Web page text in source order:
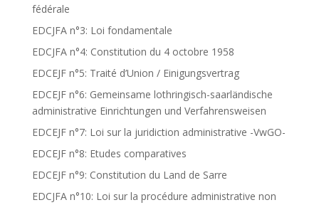
fédérale
EDCJFA n°3: Loi fondamentale
EDCJFA n°4: Constitution du 4 octobre 1958
EDCEJF n°5: Traité d’Union / Einigungsvertrag
EDCEJF n°6: Gemeinsame lothringisch-saarländische
administrative Einrichtungen und Verfahrensweisen
EDCEJF n°7: Loi sur la juridiction administrative -VwGO-
EDCEJF n°8: Etudes comparatives
EDCEJF n°9: Constitution du Land de Sarre
EDCJFA n°10: Loi sur la procédure administrative non